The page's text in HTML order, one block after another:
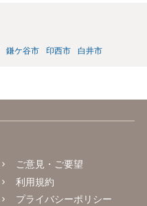
鎌ケ谷市 印西市 白井市
ご意見・ご要望
利用規約
プライバシーポリシー